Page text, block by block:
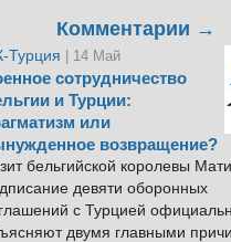
Комментарии →
Турция | 14 Май
сотрудничество
и Турции:
или
возвращение?
бельгийской королевы
девяти оборонных
с Турцией
двумя главными